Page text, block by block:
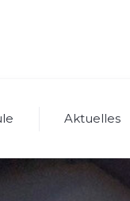
Aktuelles